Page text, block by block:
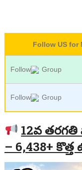
Follow US for
Follow Group
Follow Group
12వ
– 6,438+